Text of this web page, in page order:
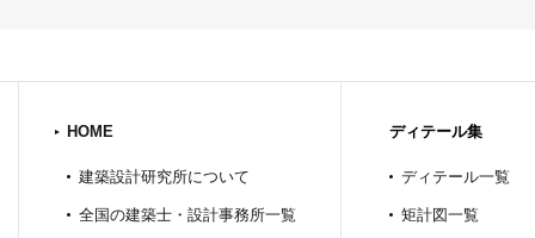
HOME
建築設計研究所について
全国の建築士・設計事務所一覧
ディテール集
ディテール一覧
矩計図一覧